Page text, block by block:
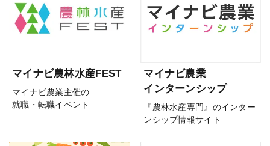
マイナビ農林水産FEST
マイナビ農業主催の
就職・転職イベント
マイナビ農業
インターンシップ
『農林水産専門』のインター
ンシップ情報サイト